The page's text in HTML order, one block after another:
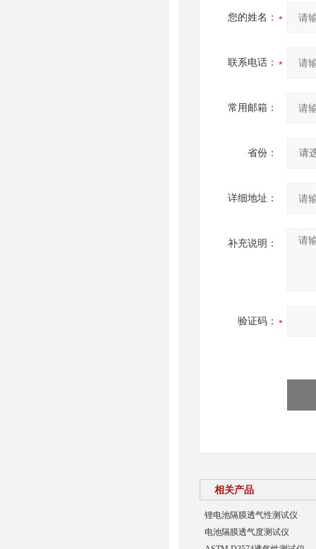
您的姓名：
联系电话：
常用邮箱：
省份：
详细地址：
补充说明：
验证码：
相关产品
锂电池隔膜透气性测试仪
电池隔膜透气度测试仪